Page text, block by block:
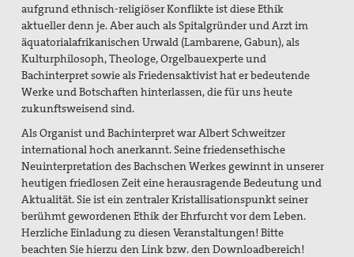
Freiwilligendienste
Israel/Palästina
„PEACE TALKS“ – Über Frieden reden
Rüstungsexporte
Sicherheit neu denken
Max Josef Metzger - Ein Pionier des Friedens und der
Ökumene
aufgrund ethnisch-religiöser Konflikte ist diese Ethik
aktueller denn je. Aber auch als Spitalgründer und Arzt im
äquatorialafrikanischen Urwald (Lambarene, Gabun), als
Kulturphilosoph, Theologe, Orgelbauexperte und
Bachinterpret sowie als Friedensaktivist hat er bedeutende
Werke und Botschaften hinterlassen, die für uns heute
zukunftsweisend sind.
Als Organist und Bachinterpret war Albert Schweitzer
international hoch anerkannt. Seine friedensethische
Neuinterpretation des Bachschen Werkes gewinnt in unserer
heutigen friedlosen Zeit eine herausragende Bedeutung und
Aktualität. Sie ist ein zentraler Kristallisationspunkt seiner
berühmt gewordenen Ethik der Ehrfurcht vor dem Leben.
Herzliche Einladung zu diesen Veranstaltungen! Bitte
beachten Sie hierzu den Link bzw. den Downloadbereich!